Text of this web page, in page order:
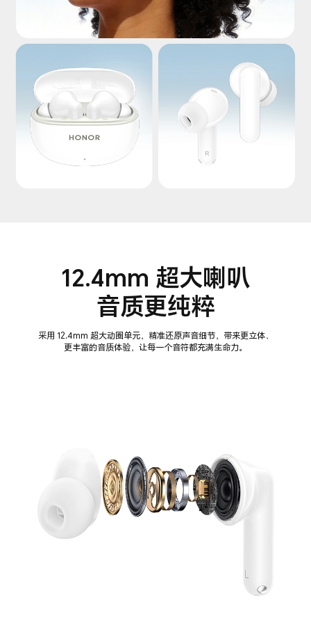
12.4mm 超大喇叭
音质更纯粹
采用 12.4mm 超大动圈单元，精准还原声音细节，带来更立体、
更丰富的音质体验，让每一个音符都充满生命力。